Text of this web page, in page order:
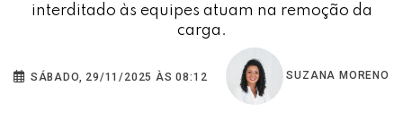
interditado às equipes atuam na remoção da
carga.
SÁBADO, 29/11/2025 ÀS 08:12 SUZANA MORENO